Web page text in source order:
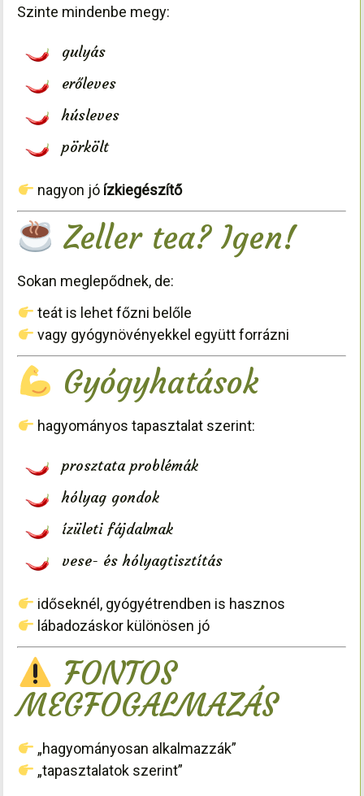
Szinte mindenbe megy:
gulyás
erőleves
húsleves
pörkölt
nagyon jóízkiegészítő
Zeller tea? Igen!
Sokan meglepődnek, de:
teát is lehet főzni belőle
vagy gyógynövényekkel együtt forrázni
Gyógyhatások
hagyományos tapasztalat szerint:
prosztata problémák
hólyag gondok
ízületi fájdalmak
vese- és hólyagtisztítás
időseknél, gyógyétrendben is hasznos
lábadozáskor különösen jó
FONTOS
MEGFOGALMAZÁS
„hagyományosan alkalmazzák”
„tapasztalatok szerint”